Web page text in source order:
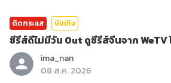
ติดกระแส บันเทิง
ซีรีส์ดีไม่มีวัน Out ดูซีรีส์จีนจาก WeTV
ima_nan
08 ส.ค. 2026